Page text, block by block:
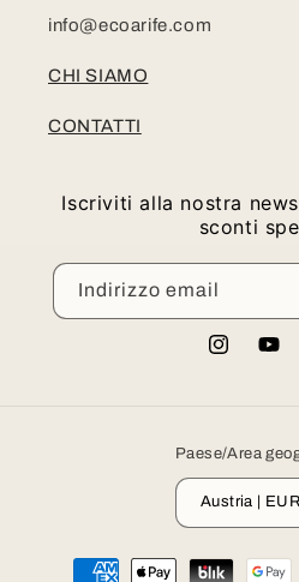
info@ecoarife.com
CHI SIAMO
CONTATTI
Iscriviti alla nostra
sconti
Indirizzo email
Instagram
Paese/Area
Metodi